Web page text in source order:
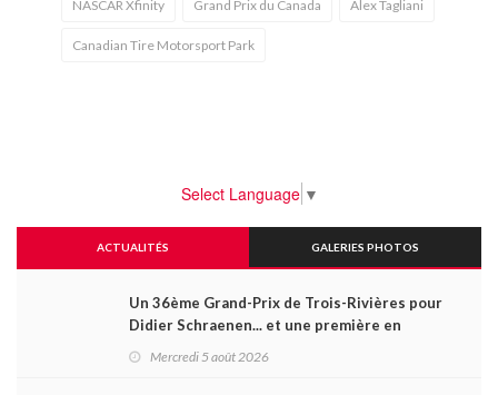
NASCAR Xfinity Grand Prix du Canada Alex Tagliani
Canadian Tire Motorsport Park
Select Language ▼
ACTUALITÉS GALERIES PHOTOS
Un 36ème Grand-Prix de Trois-Rivières pour
Didier Schraenen... et une première en
Mercredi 5 août 2026